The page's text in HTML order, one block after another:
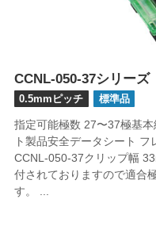
CCNL-050-37シリーズ
0.5mmピッチ 標準品
指定可能極数 27〜37極基
ト製品安全データシート
CCNL-050-37クリップ幅
付されておりますので適合
す。 ...